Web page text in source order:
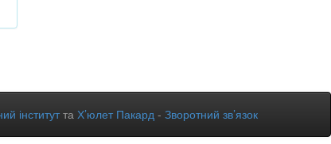
інститутта Х’юлет Пакард - Зворотний зв’язок